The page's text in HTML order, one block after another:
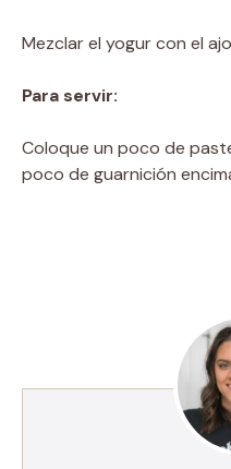
Mezclar el yogur con el
Para servir:
Coloque un poco de
poco de guarnición